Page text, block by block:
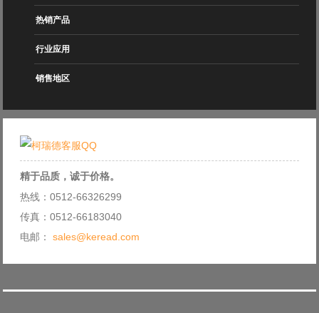
热销产品
行业应用
销售地区
精于品质，诚于价格。
热线：0512-66326299
传真：0512-66183040
电邮： sales@keread.com